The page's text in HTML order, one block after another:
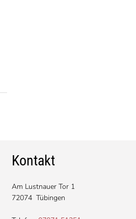
Kontakt
Am Lustnauer Tor 1
72074 Tübingen